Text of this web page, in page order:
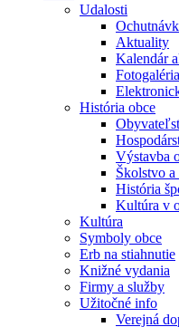
Udalosti
Aktuality
Kalendár
Fotogaléria
História obce
Výstavba
Školstvo
História
Kultúra v
Kultúra
Symboly obce
Erb na stiahnutie
Knižné vydania
Firmy a služby
Užitočné info
Verejná